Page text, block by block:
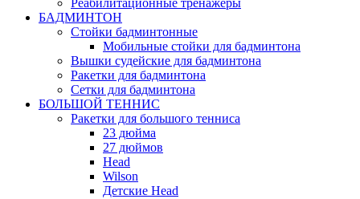
Реабилитационные тренажеры
БАДМИНТОН
Стойки бадминтонные
Мобильные стойки для бадминтона
Вышки судейские для бадминтона
Ракетки для бадминтона
Сетки для бадминтона
БОЛЬШОЙ ТЕННИС
Ракетки для большого тенниса
23 дюйма
27 дюймов
Head
Wilson
Детские Head